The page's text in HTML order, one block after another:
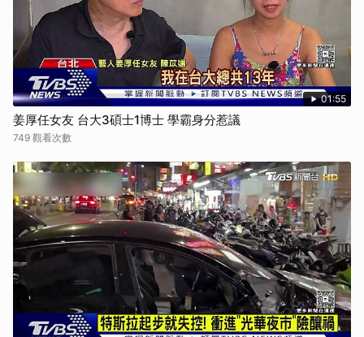
01:55
姜厚任女友 台大3碩士1博士 學霸身分惹議
749 觀看次數